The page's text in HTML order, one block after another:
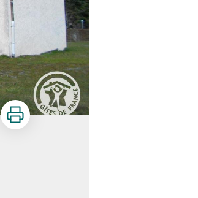
Imprimer